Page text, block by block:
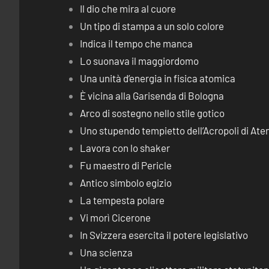
Il dio che mira al cuore
Un tipo di stampa a un solo colore
Indica il tempo che manca
Lo suonava il maggiordomo
Una unità d’energia in fisica atomica
È vicina alla Garisenda di Bologna
Arco di sostegno nello stile gotico
Uno stupendo tempietto dell’Acropoli di
Lavora con lo shaker
Fu maestro di Pericle
Antico simbolo egizio
La tempesta polare
Vi morì Cicerone
In Svizzera esercita il potere legislativo
Una scienza